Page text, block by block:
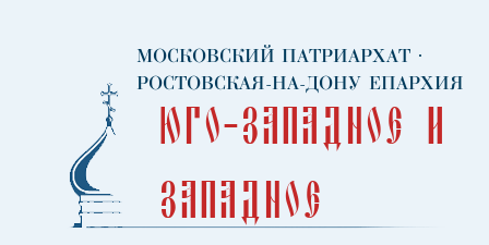
МОСКОВСКИЙ ПАТРИАРХАТ ·
РОСТОВСКАЯ-НА-ДОНУ ЕПАРХИЯ
Юго-Западное и
Западное